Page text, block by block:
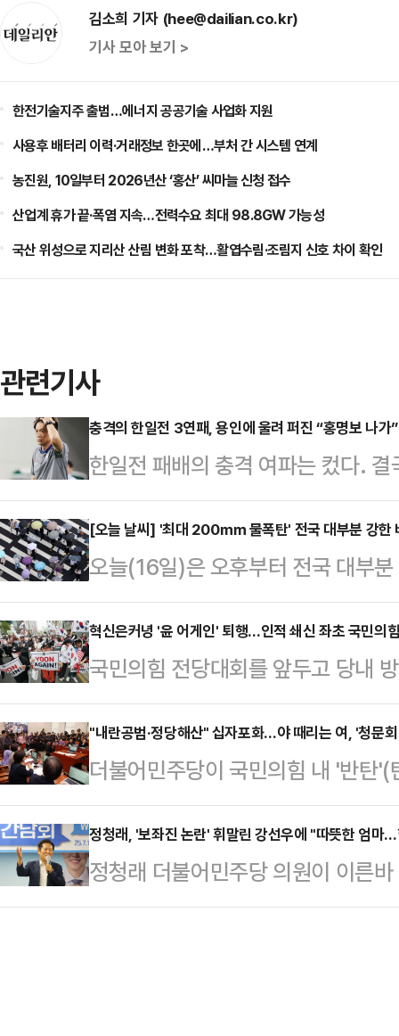
김소희 기자 (hee@dailian.co.kr)
기사 모아 보기 >
한전기술지주 출범…에너지 공공기술 사업화 지원
사용후 배터리 이력·거래정보 한곳에…부처 간 시스템 연계
농진원, 10일부터 2026년산 ‘홍산’ 씨마늘 신청 접수
산업계 휴가 끝·폭염 지속…전력수요 최대 98.8GW 가능성
국산 위성으로 지리산 산림 변화 포착…활엽수림·조림지 신호 차이 확인
관련기사
충격의 한일전 3연패, 용인에 울려 퍼진 “홍명보 나가”
한일전 패배의 충격 여파는 컸다.
했다.홍명보 감독이 이끄는 축구
타디움에서 열린 2025 동아시아
컵) 최종 3차전 일본과 경기서 전반
시마)에게 결승골을 헌납하며 0-1
국(2승 1패)은 3연승을 거둔 일본
이 좌절됐다.이날 패배로 한국은
했다.…
[오늘 날씨] '최대 200㎜ 물폭탄' 전국 대부분 강한
오늘(16일)은 오후부터 전국 대부
포함한 서쪽 지역을 중심으로는
가능성이 있다.기상청에 따르면 이
많은 양이 쏟아질 것으로 전망된다.
아지겠으며, 경기남부에는 시간
다. 서울과 인천, 경기북부는 시간
강수량은 ▲서울·인천·경기
내륙·산지 50…
혁신은커녕 '윤 어게인' 퇴행…인적 쇄신 좌초 국민의
국민의힘 전당대회를 앞두고 당내
패배 책임론과 인적 쇄신 필요성이
으로 퇴행적인 움직임이 관측돼 빈
흐름은 한풀 꺾였다고 보고, 다음
뤄져야 한다고 바라봤다.한동훈 국
윤상현 의원이 주최한 '리셋코리아
냥해 "대다수 국민들과 국민의힘
그렇지 않다고 생…
"내란공범·정당해산" 십자포화…야 때리는 여, '청문
더불어민주당이 국민의힘 내 '반탄
세 수위를 끌어올리고 있다. 이재명
초반부터 의혹 해소는커녕 논란만
다는 관측이다. 민주당의 우군(友
대통령을 옹호한 국민의힘 의원 일
정청래, '보좌진 논란' 휘말린 강선우에 "따뜻한 엄마
정청래 더불어민주당 의원이 이른
성가족부 장관 후보자를 향해 응원